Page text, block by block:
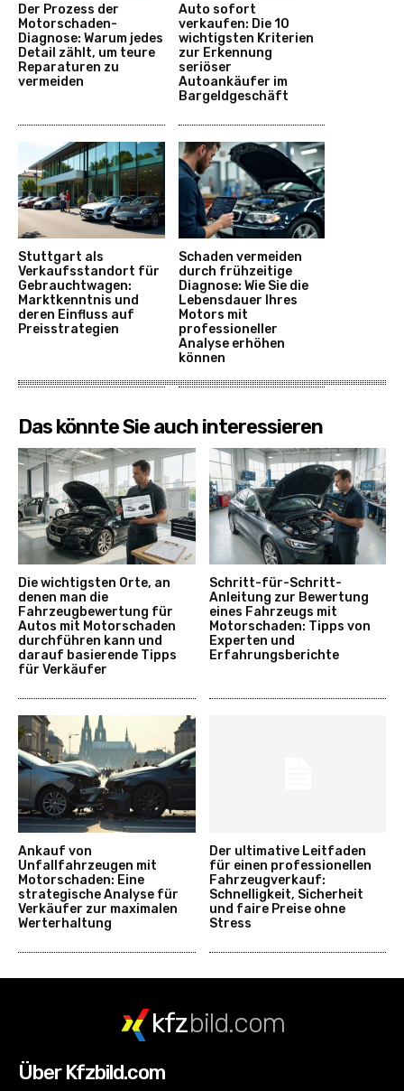
Der Prozess der
Motorschaden-
Diagnose: Warum jedes
Detail zählt, um teure
Reparaturen zu
vermeiden
Auto sofort
verkaufen: Die 10
wichtigsten Kriterien
zur Erkennung
seriöser
Autoankäufer im
Bargeldgeschäft
Stuttgart als
Verkaufsstandort für
Gebrauchtwagen:
Marktkenntnis und
deren Einfluss auf
Preisstrategien
Schaden vermeiden
durch frühzeitige
Diagnose: Wie Sie die
Lebensdauer Ihres
Motors mit
professioneller
Analyse erhöhen
können
Das könnte Sie auch interessieren
Die wichtigsten Orte, an
denen man die
Fahrzeugbewertung für
Autos mit Motorschaden
durchführen kann und
darauf basierende Tipps
für Verkäufer
Schritt-für-Schritt-
Anleitung zur Bewertung
eines Fahrzeugs mit
Motorschaden: Tipps von
Experten und
Erfahrungsberichte
Ankauf von
Unfallfahrzeugen mit
Motorschaden: Eine
strategische Analyse für
Verkäufer zur maximalen
Werterhaltung
Der ultimative Leitfaden
für einen professionellen
Fahrzeugverkauf:
Schnelligkeit, Sicherheit
und faire Preise ohne
Stress
kfzbild.com
Über Kfzbild.com